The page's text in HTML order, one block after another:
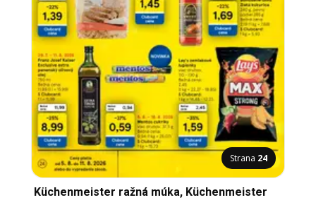
Strana 24
Küchenmeister ražná múka, Küchenmeister